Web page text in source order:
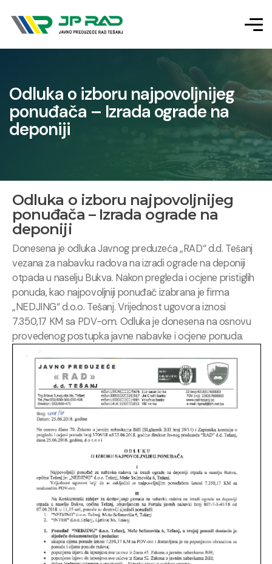
Odluka o izboru najpovoljnijeg
ponuđača – Izrada ograde na
deponiji
Odluka o izboru najpovoljnijeg
ponuđača – Izrada ograde na
deponiji
Donesena je odluka Javnog preduzeća „RAD“ d.d. Tešanj
vezana za nabavku radova na izradi ograde na deponiji
otpada u naselju Bukva. Nakon pregleda i ocjene pristiglih
ponuda, kao najpovoljniji ponuđač izabrana je firma
„NEDJING“ d.o.o. Tešanj. Vrijednost ugovora iznosi
7.350,17 KM sa PDV-om. Odluka je donesena na osnovu
provedenog postupka javne nabavke i ocjene ponuda.